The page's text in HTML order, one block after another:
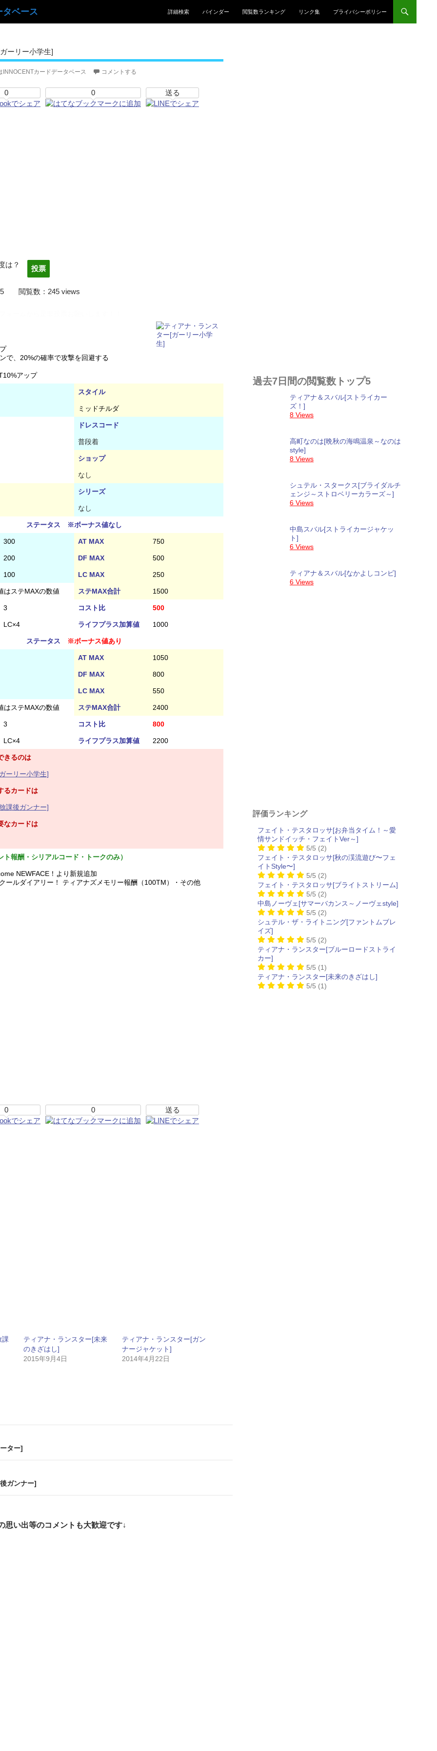
タベース
詳細検索
バインダー 閲覧数ランキング リンク集 プライバシーポリシー
ーリー小学生]
INNOCENTカードデータベース コメントする
0 0 送る
は？
04/05 閲覧数：245 views
、20%の確率で攻撃を回避する
アップ
スタイル
ミッドチルダ
ドレスコード
普段着
ショップ
なし
シリーズ
なし
ステータス ※ボーナス値なし
300 AT MAX 750
200 DF MAX 500
100 LC MAX 250
はステMAXの数値 ステMAX合計 1500
3 コスト比 500
LC×4 ライフプラス加算値 1000
ステータス ※ボーナス値あり
AT MAX 1050
DF MAX 800
LC MAX 550
はステMAXの数値 ステMAX合計 2400
3 コスト比 800
LC×4 ライフプラス加算値 2200
きるのは
ーリー小学生]
るカードは
課後ガンナー]
なカードは
報酬・シリアルコード・トークのみ）
NEWFACE！より新規追加
ールダイアリー！ ティアナズメモリー報酬（100TM）・その他
0 0 送る
課
ティアナ・ランスター[未来
のきざはし]
2015年9月4日
ティアナ・ランスター[ガン
ナージャケット]
2014年4月22日
ター]
ガンナー]
思い出等のコメントも大歓迎です↓
過去7日間の閲覧数トップ5
ティアナ＆スバル[ストライカー
ズ！]
8 Views
高町なのは[晩秋の海鳴温泉～なのは
style]
8 Views
シュテル・スタークス[ブライダルチ
ェンジ～ストロベリーカラーズ～]
6 Views
中島スバル[ストライカージャケッ
ト]
6 Views
ティアナ＆スバル[なかよしコンビ]
6 Views
評価ランキング
フェイト・テスタロッサ[お弁当タイム！～愛
情サンドイッチ・フェイトVer～]
5/5 (2)
フェイト・テスタロッサ[秋の渓流遊び〜フェ
イトStyle〜]
5/5 (2)
フェイト・テスタロッサ[ブライトストリーム]
5/5 (2)
中島ノーヴェ[サマーバカンス～ノーヴェstyle]
5/5 (2)
シュテル・ザ・ライトニング[ファントムブレ
イズ]
5/5 (2)
ティアナ・ランスター[ブルーロードストライ
カー]
5/5 (1)
ティアナ・ランスター[未来のきざはし]
5/5 (1)